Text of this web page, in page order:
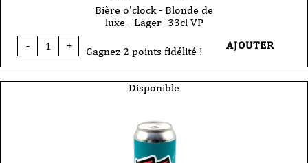
Bière o'clock - Blonde de
luxe - Lager- 33cl VP
-
quantité
de
-
+ Gagnez 2 points fidélité ! AJOUTER
Disponible